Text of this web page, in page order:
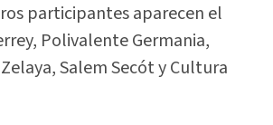
participantes aparecen el
Polivalente Germania,
Salem Secót y Cultura